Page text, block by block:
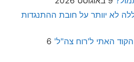
לא יוותר על חובת ההתנגדות
הקוד האתי ל'רוח צה"ל' 6